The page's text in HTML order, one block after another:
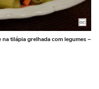
tilápia grelhada com legumes –